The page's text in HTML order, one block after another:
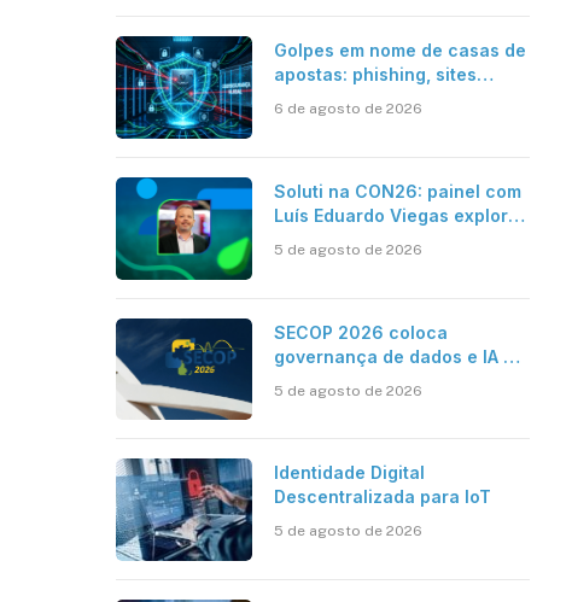
Golpes em nome de casas de
apostas: phishing, sites
6 de agosto de 2026
Soluti na CON26: painel com
Luís Eduardo Viegas explora
eficiência da Contabilidade
5 de agosto de 2026
SECOP 2026 coloca
governança de dados e IA no
5 de agosto de 2026
Identidade Digital
Descentralizada para IoT
5 de agosto de 2026